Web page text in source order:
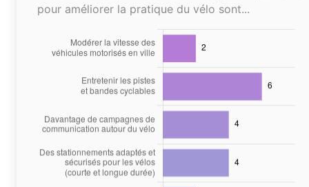
pour améliorer la pratique du vélo sont...